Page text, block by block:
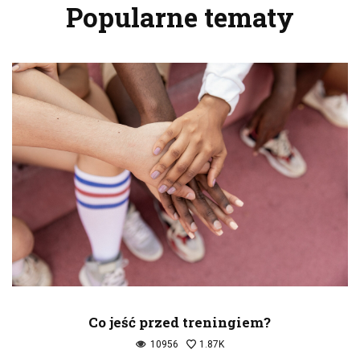
Popularne tematy
Co jeść przed treningiem?
10956 1.87K